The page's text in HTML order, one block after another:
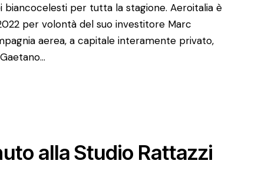
biancocelesti per tutta la stagione. Aeroitalia è
per volontà del suo investitore Marc
aerea, a capitale interamente privato,
alla Studio Rattazzi